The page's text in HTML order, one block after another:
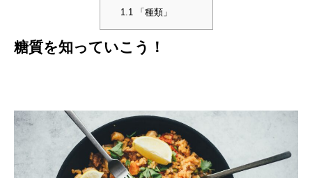
1.1
「種類」
糖質を知っていこう！